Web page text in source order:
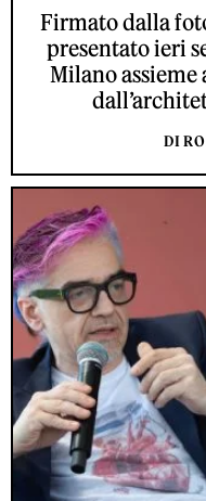
Firmato dalla
presentato ieri
Milano
DI